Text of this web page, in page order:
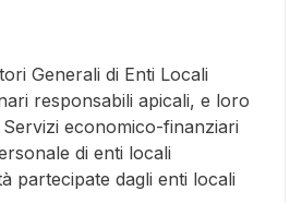
Generali di Enti Locali
responsabili apicali, e loro
economico-finanziari
di enti locali
partecipate dagli enti locali